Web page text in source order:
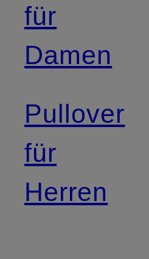
für
Damen
Pullover
für
Herren